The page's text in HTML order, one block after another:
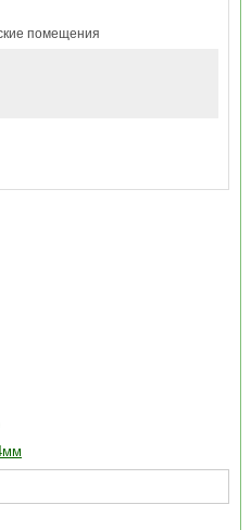
помещения